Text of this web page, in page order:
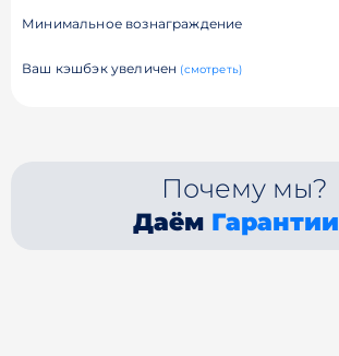
Минимальное вознаграждение
Ваш кэшбэк увеличен (смотреть)
Почему мы?
Даём Гарантии